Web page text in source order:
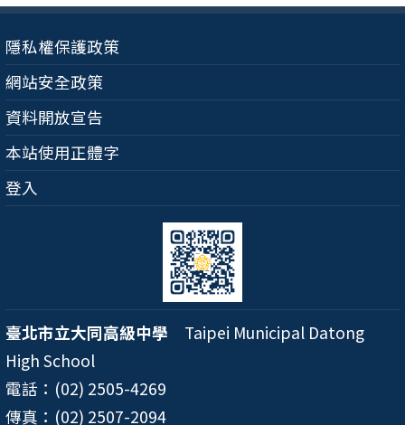
隱私權保護政策
網站安全政策
資料開放宣告
本站使用正體字
登入
臺北市立大同高級中學 Taipei Municipal Datong
High School
電話：(02) 2505-4269
傳真：(02) 2507-2094